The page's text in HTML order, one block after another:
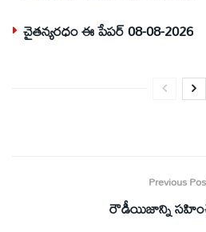
చైతన్యరధం ఈ పేపర్ 08-08-2026
Previous
రౌడీయిజాన్ని